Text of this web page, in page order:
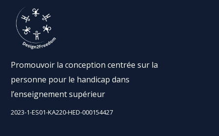
Promouvoir la conception centrée sur la
personne pour le handicap dans
l’enseignement supérieur
2023-1-ES01-KA220-HED-000154427